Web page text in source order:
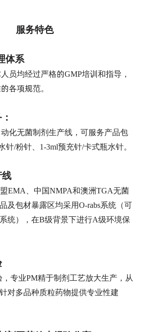
服务特色
体系
员均经过严格的GMP培训和指导，
各项规范。
化无菌制剂生产线，可服务产品包
针/粉针、1-3ml预充针/卡式瓶水针。
线
EMA、中国NMPA和澳洲TGA无菌
及包材暴露区均采用O-rabs系统（可
统），在B级背景下进行A级环境保
，专业PM精于制剂工艺放大生产，从
对多品种质粒药物提供专业性建